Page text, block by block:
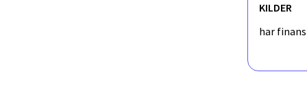
KILDER
har